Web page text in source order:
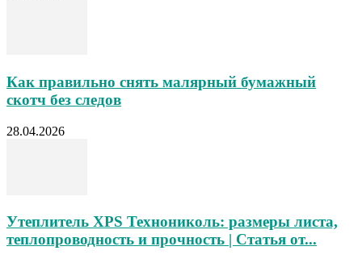
Как правильно снять малярный бумажный
скотч без следов
28.04.2026
Утеплитель XPS Технониколь: размеры листа,
теплопроводность и прочность | Статья от...